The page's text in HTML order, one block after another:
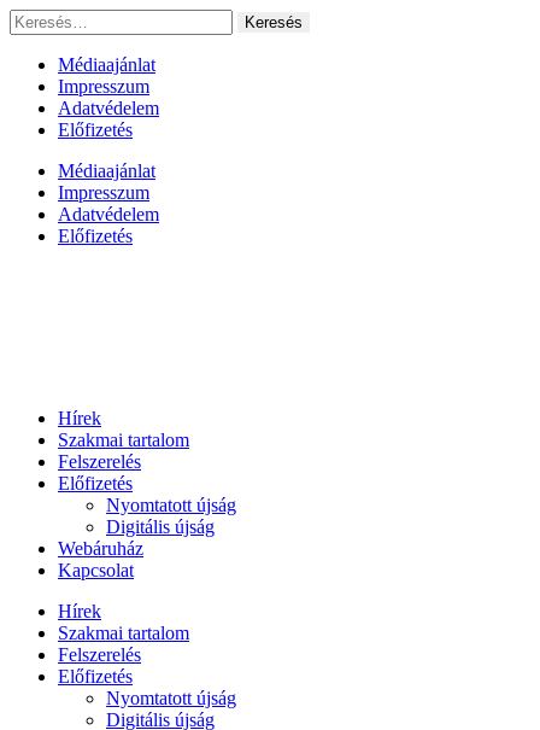
Ugrás
a
tartalomhoz
Keresés:
Médiaajánlat
Impresszum
Adatvédelem
Előfizetés
Médiaajánlat
Impresszum
Adatvédelem
Előfizetés
Hírek
Szakmai tartalom
Felszerelés
Előfizetés
Nyomtatott újság
Digitális újság
Webáruház
Kapcsolat
Hírek
Szakmai tartalom
Felszerelés
Előfizetés
Nyomtatott újság
Digitális újság